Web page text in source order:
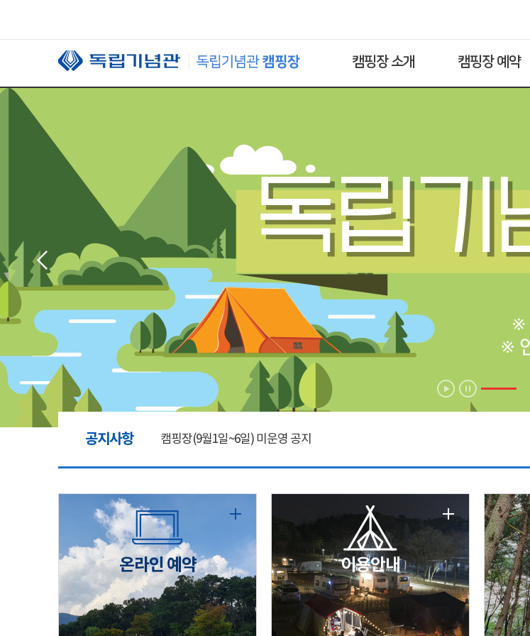
캠핑장 소개 캠핑장 예약
공지사항 캠핑장(9월1일~6일) 미운영 공지
[6/1]전산시스템 점검 및 안정화에 따른 서비스 이용 제한 안내
2026년 5월 캠핑장 안점 점검의 날 변경 안내
캠핑장(9월1일~6일) 미운영 공지
온라인 예약 이용안내